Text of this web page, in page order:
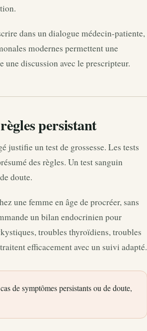
dans un dialogue médecin-patiente,
modernes permettent une
discussion avec le prescripteur.
persistant
justifie un test de grossesse. Les tests
des règles. Un test sanguin
doute.
une femme en âge de procréer, sans
un bilan endocrinien pour
troubles thyroïdiens, troubles
efficacement avec un suivi adapté.
de symptômes persistants ou de doute,